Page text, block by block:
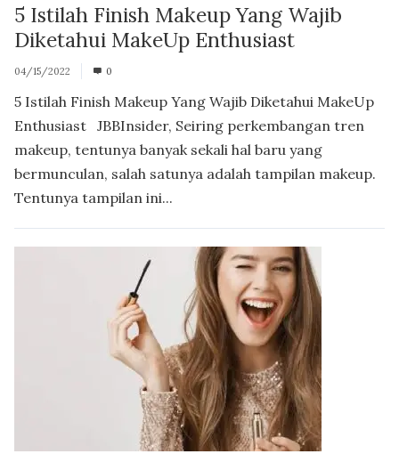
5 Istilah Finish Makeup Yang Wajib
Diketahui MakeUp Enthusiast
04/15/2022 0
5 Istilah Finish Makeup Yang Wajib Diketahui MakeUp
Enthusiast JBBInsider, Seiring perkembangan tren
makeup, tentunya banyak sekali hal baru yang
bermunculan, salah satunya adalah tampilan makeup.
Tentunya tampilan ini...